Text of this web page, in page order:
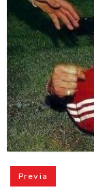
Previa